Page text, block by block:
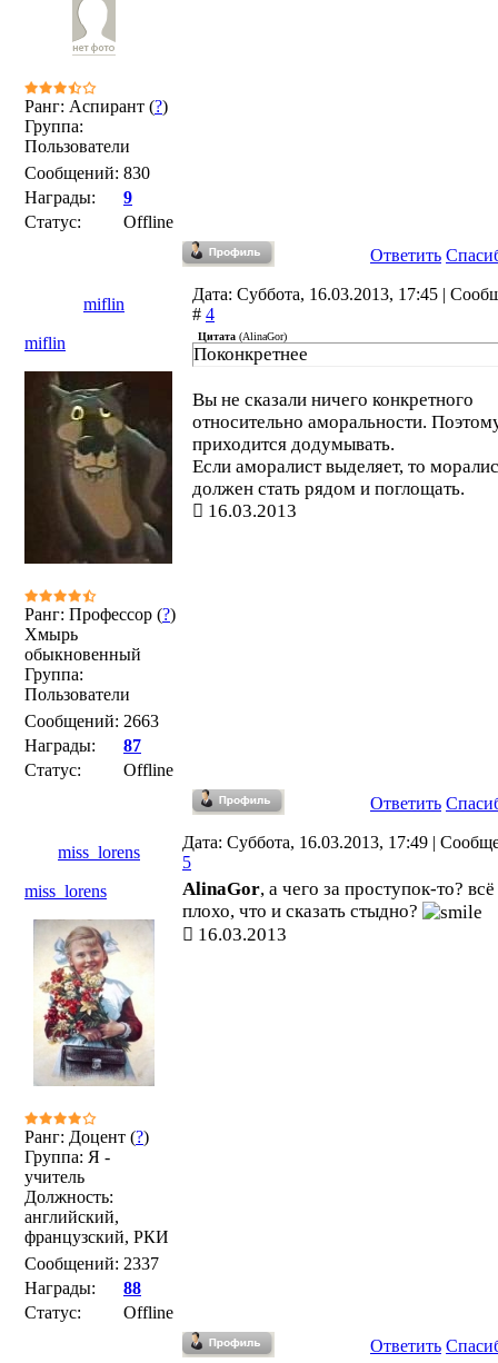
Ранг: Аспирант (?)
Группа:
Пользователи
Сообщений: 830
Награды:
9
Статус:
Offline
Ответить
miflin
Дата: Суббота, 16.03.2013, 17:45 |
# 4
miflin
Ранг: Профессор (?)
Хмырь
обыкновенный
Группа:
Пользователи
Сообщений: 2663
Награды:
87
Статус:
Offline
Цитата (AlinaGor)
Поконкретнее
Вы не сказали ничего конкретного
относительно аморальности.
приходится додумывать.
Если аморалист выделяет, то
должен стать рядом и поглощать.
16.03.2013
Ответить
miss_lorens
Дата: Суббота, 16.03.2013, 17:49 |
5
miss_lorens
Ранг: Доцент (?)
Группа: Я -
учитель
Должность:
английский,
французский, РКИ
Сообщений: 2337
Награды:
88
Статус:
Offline
AlinaGor, а чего за проступок-то? всё
плохо, что и сказать стыдно?
16.03.2013
Ответить